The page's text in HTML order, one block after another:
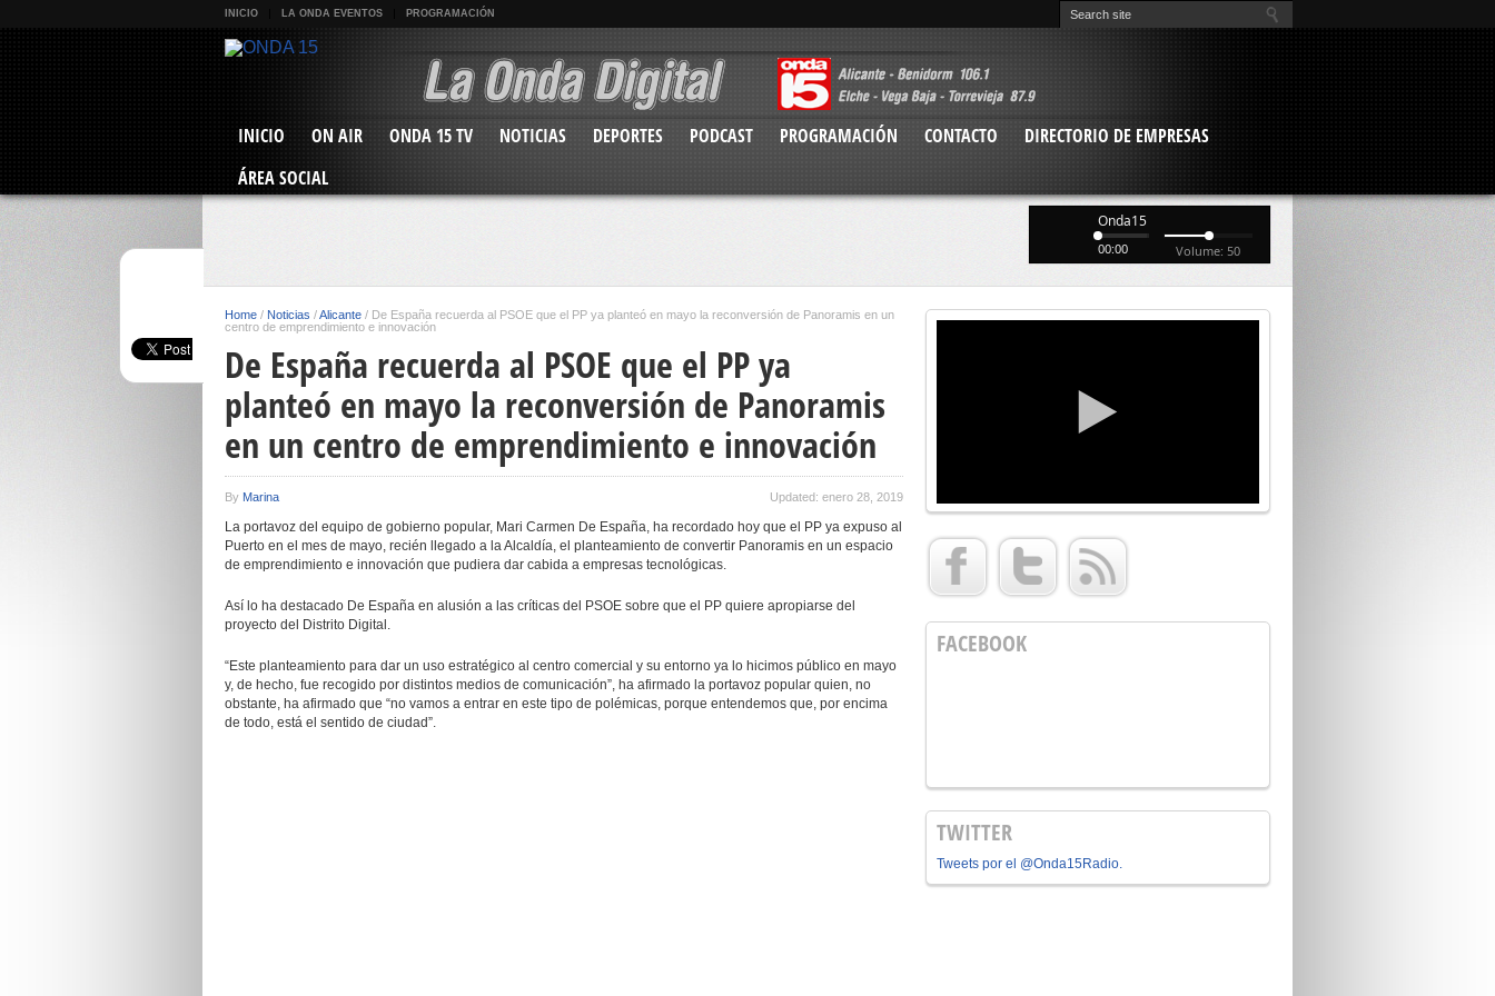
INICIO LA ONDA EVENTOS PROGRAMACIÓN
INICIO ON AIR ONDA 15 TV NOTICIAS DEPORTES PODCAST PROGRAMACIÓN CONTACTO
DIRECTORIO DE EMPRESAS
ÁREA SOCIAL
Onda15
00:00 Volume: 50
Home / Noticias /Alicante / De España recuerda al PSOE que el PP ya planteó en mayo la reconversión de Panoramis en un
centro de emprendimiento e innovación
De España recuerda al PSOE que el PP ya
planteó en mayo la reconversión de Panoramis
en un centro de emprendimiento e innovación
By Marina Updated: enero 28, 2019
La portavoz del equipo de gobierno popular, Mari Carmen De España, ha recordado hoy que el PP ya expuso al
Puerto en el mes de mayo, recién llegado a la Alcaldía, el planteamiento de convertir Panoramis en un espacio
de emprendimiento e innovación que pudiera dar cabida a empresas tecnológicas.
Así lo ha destacado De España en alusión a las críticas del PSOE sobre que el PP quiere apropiarse del
proyecto del Distrito Digital.
“Este planteamiento para dar un uso estratégico al centro comercial y su entorno ya lo hicimos público en mayo
y, de hecho, fue recogido por distintos medios de comunicación”, ha afirmado la portavoz popular quien, no
obstante, ha afirmado que “no vamos a entrar en este tipo de polémicas, porque entendemos que, por encima
de todo, está el sentido de ciudad”.
FACEBOOK
TWITTER
Tweets por el @Onda15Radio.